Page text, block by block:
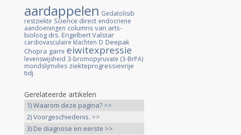
aardappelen Gedatolisib
restziekte Science direct endocriene
aandoeningen columns van arts-
bioloog drs. Engelbert Valstar
cardiovasculaire klachten D Deepak
Chopra garni eiwitexpressie
levenswijsheid 3-bromopyruvate (3-BrPA)
mondslijmvlies ziekteprogressievrije
tidj
Gerelateerde artikelen
1) Waarom deze pagina? >>
2) Voorgeschiedenis. >>
3) De diagnose en eerste >>